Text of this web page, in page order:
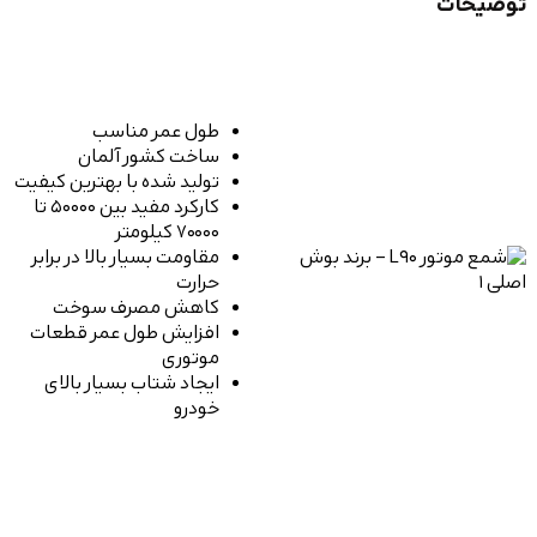
طول عمر مناسب
ساخت کشور آلمان
تولید شده با بهترین کیفیت
کارکرد مفید بین 50000 تا
مقاومت بسیار بالا در برابر
کاهش مصرف سوخت
افزایش طول عمر قطعات
ایجاد شتاب بسیار بالای